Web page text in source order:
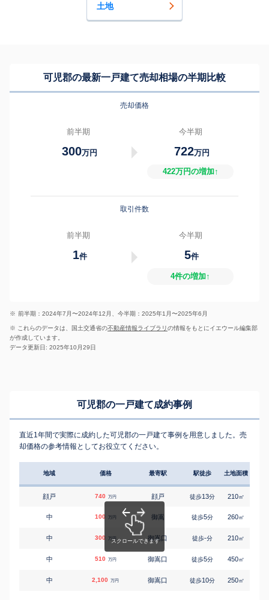
土地
可児郡の最新一戸建て売却相場の半期比較
売却価格
前半期
300万円
今半期
722万円
422万円の増加↑
取引件数
前半期
1件
今半期
5件
4件の増加↑
※ 前半期：2024年7月〜2024年12月、今半期：2025年1月〜2025年6月
※ これらのデータは、国土交通省の不動産情報ライブラリの情報をもとにイエウール編集部
が作成しています。
データ更新日: 2025年10月29日
可児郡の一戸建て成約事例
直近1年間で実際に成約した可児郡の一戸建て事例を用意しました。売
却価格の参考情報としてお役立てください。
地域 価格 最寄駅 駅徒歩 土地面積
顔戸 740 万円 顔戸 徒歩13分 210㎡
中 100 万円 御嵩 徒歩5分 260㎡
中 300 万円 御嵩口 徒歩-分 210㎡
中 510 万円 御嵩口 徒歩5分 450㎡
中 2,100 万円 御嵩口 徒歩10分 250㎡